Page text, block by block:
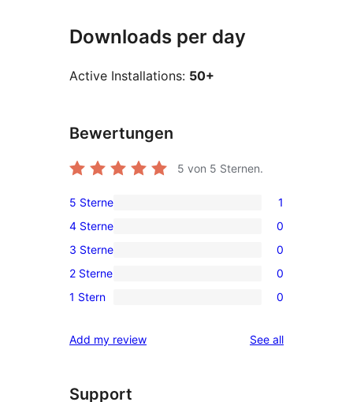
Downloads per day
Active Installations: 50+
Bewertungen
5 von 5 Sternen.
1
5-
Sterne-
Rezension
5 Sterne 1
0
4-
Sterne-
Rezensionen
4 Sterne 0
0
3-
Sterne-
3 Sterne 0
0
2-
Rezensionen
2 Sterne 0
0
Sterne-
1 Stern 0
Add my review See allreviews
Support